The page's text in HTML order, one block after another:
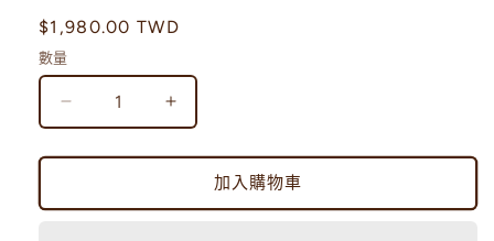
體
檔
案
定
價
$1,980.00 TWD
數量
Sale
｜
On
Sale
｜
加入購物車